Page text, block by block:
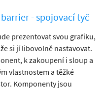
- spojovací tyč
prezentovat svou grafiku,
si jí libovolně nastavovat.
k zakoupení i sloup a
vlastnostem a těžké
Komponenty jsou